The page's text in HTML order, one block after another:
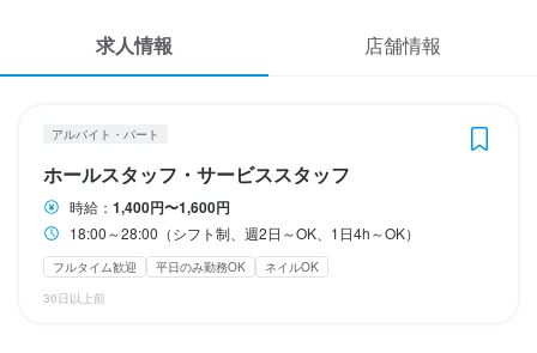
応募履歴
ヘルプ・お問い合わせフォーム
掲載をご検討の店舗様へ
求人情報 店舗情報
アルバイト・パート
ホールスタッフ・サービススタッフ
時給： 1,400円〜1,600円
18:00～28:00（シフト制、週2日～OK、1日4h～OK）
フルタイム歓迎 平日のみ勤務OK
ネイルOK
30日以上前
休日・休暇
日曜定休 平日のみ勤務OK(土日休み)
待遇
交通費、各種保険完備
まかない・食事補助あり